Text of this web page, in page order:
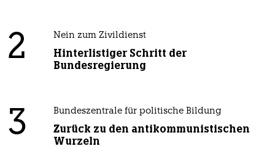
2 Nein zum Zivildienst
Hinterlistiger Schritt der
Bundesregierung
3 Bundeszentrale für politische Bildung
Zurück zu den antikommunistischen
Wurzeln